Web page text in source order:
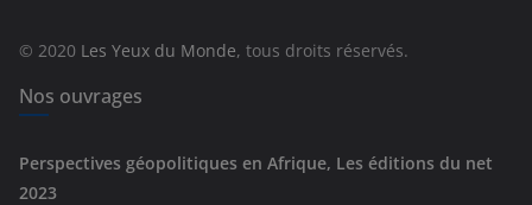
e
s
© 2020 Les Yeux du Monde, tous droits réservés.
Nos ouvrages
Perspectives géopolitiques en Afrique, Les éditions du net
2023